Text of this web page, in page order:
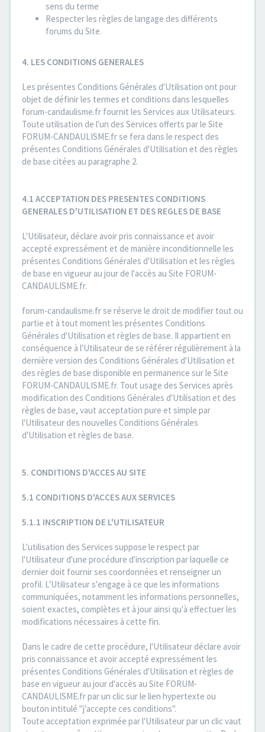
sens du terme
Respecter les règles de langage des différents
forums du Site.
4. LES CONDITIONS GENERALES
Les présentes Conditions Générales d'Utilisation ont pour
objet de définir les termes et conditions dans lesquelles
forum-candaulisme.fr fournit les Services aux Utilisateurs.
Toute utilisation de l'un des Services offerts par le Site
FORUM-CANDAULISME.fr se fera dans le respect des
présentes Conditions Générales d'Utilisation et des règles
de base citées au paragraphe 2.
4.1 ACCEPTATION DES PRESENTES CONDITIONS
GENERALES D'UTILISATION ET DES REGLES DE BASE
L'Utilisateur, déclare avoir pris connaissance et avoir
accepté expressément et de manière inconditionnelle les
présentes Conditions Générales d'Utilisation et les règles
de base en vigueur au jour de l'accès au Site FORUM-
CANDAULISME.fr.
forum-candaulisme.fr se réserve le droit de modifier tout ou
partie et à tout moment les présentes Conditions
Générales d'Utilisation et règles de base. Il appartient en
conséquence à l'Utilisateur de se référer régulièrement à la
dernière version des Conditions Générales d'Utilisation et
des règles de base disponible en permanence sur le Site
FORUM-CANDAULISME.fr. Tout usage des Services après
modification des Conditions Générales d'Utilisation et des
règles de base, vaut acceptation pure et simple par
l'Utilisateur des nouvelles Conditions Générales
d'Utilisation et règles de base.
5. CONDITIONS D'ACCES AU SITE
5.1 CONDITIONS D'ACCES AUX SERVICES
5.1.1 INSCRIPTION DE L'UTILISATEUR
L'utilisation des Services suppose le respect par
l'Utilisateur d'une procédure d'inscription par laquelle ce
dernier doit fournir ses coordonnées et renseigner un
profil. L'Utilisateur s'engage à ce que les informations
communiquées, notamment les informations personnelles,
soient exactes, complètes et à jour ainsi qu'à effectuer les
modifications nécessaires à cette fin.
Dans le cadre de cette procédure, l'Utilisateur déclare avoir
pris connaissance et avoir accepté expressément les
présentes Conditions Générales d'Utilisation et règles de
base en vigueur au jour d'accès au Site FORUM-
CANDAULISME.fr par un clic sur le lien hypertexte ou
bouton intitulé "j'accepte ces conditions".
Toute acceptation exprimée par l'Utilisateur par un clic vaut